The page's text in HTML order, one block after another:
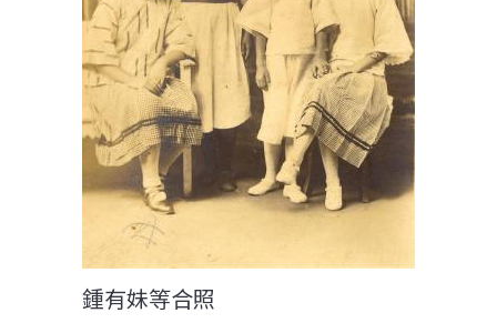
鍾有妹等合照